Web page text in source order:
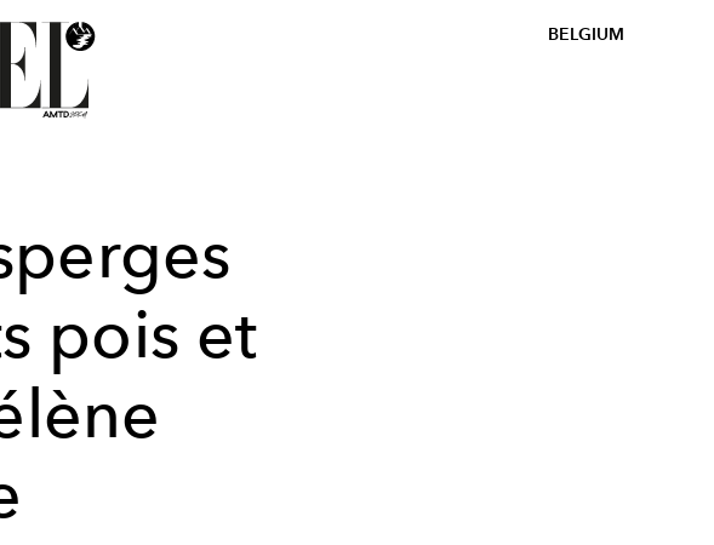
BELGIUM
pois et